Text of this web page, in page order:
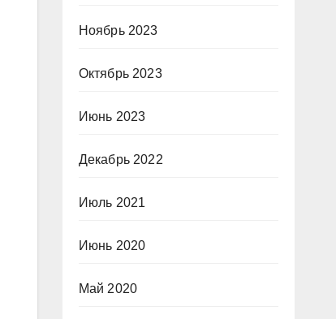
Ноябрь 2023
Октябрь 2023
Июнь 2023
Декабрь 2022
Июль 2021
Июнь 2020
Май 2020